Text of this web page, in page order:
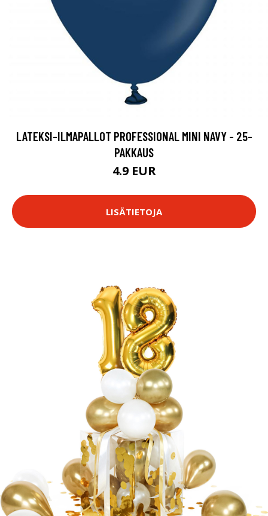
LATEKSI-ILMAPALLOT PROFESSIONAL MINI NAVY - 25-
PAKKAUS
4.9 EUR
LISÄTIETOJA